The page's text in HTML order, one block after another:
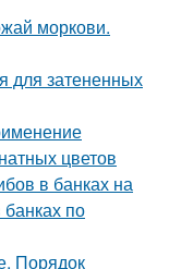
моркови.
для затененных
цветов
в банках на
по
Порядок